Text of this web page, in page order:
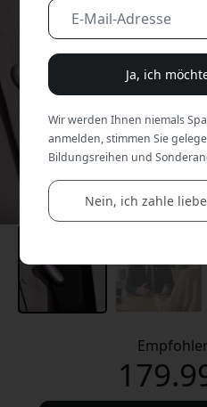
Ja, ich
Wir werden Ihnen niemals
anmelden, stimmen Sie
Bildungsreihen und
Nein, ich zahle